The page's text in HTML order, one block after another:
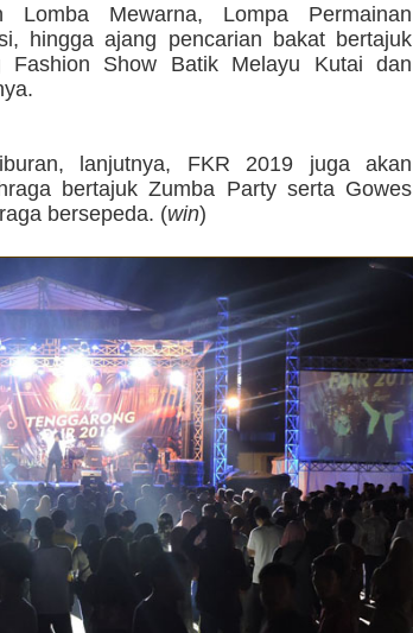
Mewarna, Lompa Permainan
hingga ajang pencarian bakat bertajuk
Show Batik Melayu Kutai dan
lanjutnya, FKR 2019 juga akan
bertajuk Zumba Party serta Gowes
bersepeda. (win)